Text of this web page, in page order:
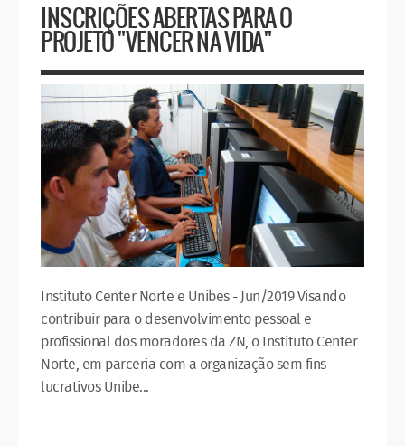
INSCRIÇÕES ABERTAS PARA O
PROJETO "VENCER NA VIDA"
Instituto Center Norte e Unibes - Jun/2019 Visando
contribuir para o desenvolvimento pessoal e
profissional dos moradores da ZN, o Instituto Center
Norte, em parceria com a organização sem fins
lucrativos Unibe...